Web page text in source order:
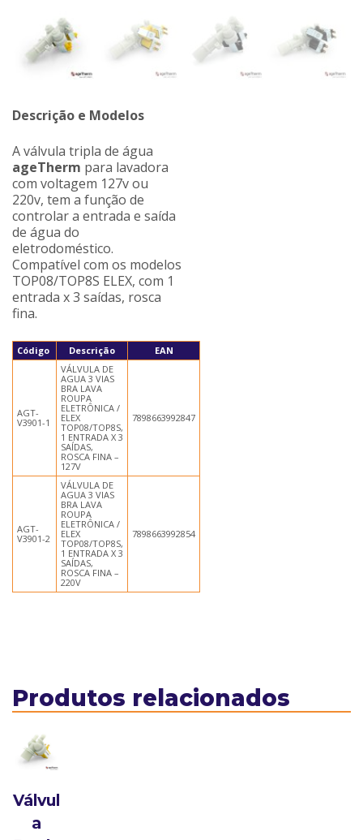
Descrição e Modelos
A válvula tripla de água
ageTherm para lavadora
com voltagem 127v ou
220v, tem a função de
controlar a entrada e saída
de água do
eletrodoméstico.
Compatível com os modelos
TOP08/TOP8S ELEX, com 1
entrada x 3 saídas, rosca
fina.
Código Descrição EAN
AGT-
V3901-1
VÁLVULA DE
AGUA 3 VIAS
BRA LAVA
ROUPA
ELETRÔNICA /
ELEX
TOP08/TOP8S,
1 ENTRADA X 3
SAÍDAS,
ROSCA FINA –
127V
7898663992847
AGT-
V3901-2
VÁLVULA DE
AGUA 3 VIAS
BRA LAVA
ROUPA
ELETRÔNICA /
ELEX
TOP08/TOP8S,
1 ENTRADA X 3
SAÍDAS,
ROSCA FINA –
220V
7898663992854
Produtos relacionados
Válvul
a